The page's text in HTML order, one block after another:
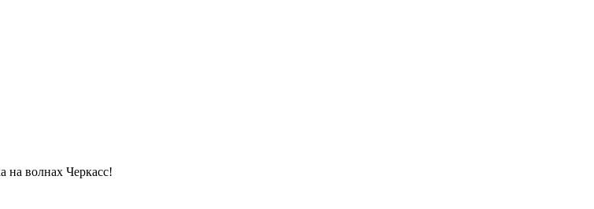
волнах Черкасс!